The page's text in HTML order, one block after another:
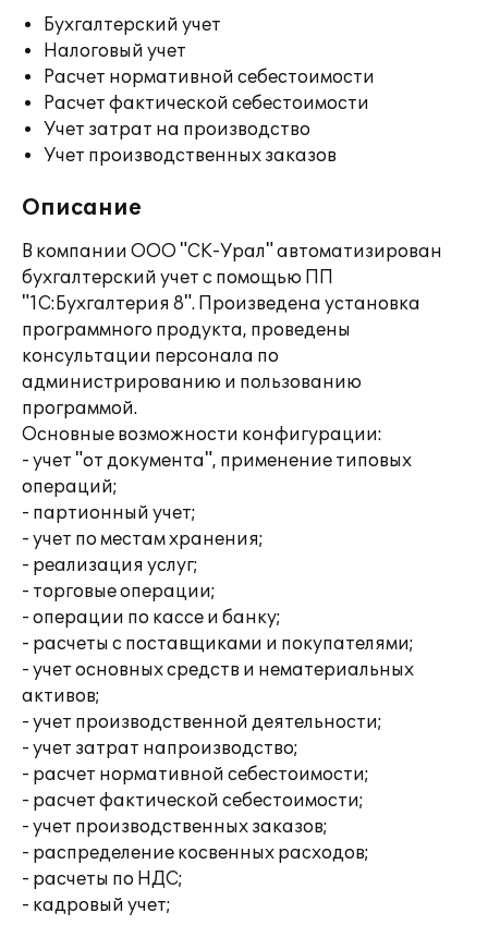
Бухгалтерский учет
Налоговый учет
Расчет нормативной себестоимости
Расчет фактической себестоимости
Учет затрат на производство
Учет производственных заказов
Описание
В компании ООО "СК-Урал" автоматизирован
бухгалтерский учет с помощью ПП
"1С:Бухгалтерия 8". Произведена установка
программного продукта, проведены
консультации персонала по
администрированию и пользованию
программой.
Основные возможности конфигурации:
- учет "от документа", применение типовых
операций;
- партионный учет;
- учет по местам хранения;
- реализация услуг;
- торговые операции;
- операции по кассе и банку;
- расчеты с поставщиками и покупателями;
- учет основных средств и нематериальных
активов;
- учет производственной деятельности;
- учет затрат напроизводство;
- расчет нормативной себестоимости;
- расчет фактической себестоимости;
- учет производственных заказов;
- распределение косвенных расходов;
- расчеты по НДС;
- кадровый учет;